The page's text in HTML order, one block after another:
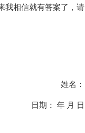
我相信就有答案了，请
姓名：
日期： 年 月 日